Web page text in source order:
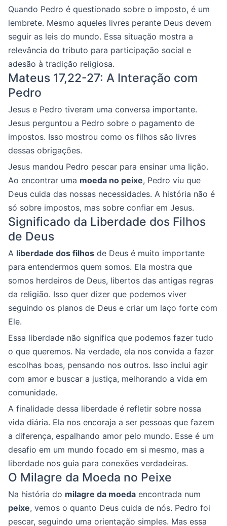
Quando Pedro é questionado sobre o imposto, é um
lembrete. Mesmo aqueles livres perante Deus devem
seguir as leis do mundo. Essa situação mostra a
relevância do tributo para participação social e
adesão à tradição religiosa.
Mateus 17,22-27: A Interação com
Pedro
Jesus e Pedro tiveram uma conversa importante.
Jesus perguntou a Pedro sobre o pagamento de
impostos. Isso mostrou como os filhos são livres
dessas obrigações.
Jesus mandou Pedro pescar para ensinar uma lição.
Ao encontrar uma moeda no peixe, Pedro viu que
Deus cuida das nossas necessidades. A história não é
só sobre impostos, mas sobre confiar em Jesus.
Significado da Liberdade dos Filhos
de Deus
A liberdade dos filhos de Deus é muito importante
para entendermos quem somos. Ela mostra que
somos herdeiros de Deus, libertos das antigas regras
da religião. Isso quer dizer que podemos viver
seguindo os planos de Deus e criar um laço forte com
Ele.
Essa liberdade não significa que podemos fazer tudo
o que queremos. Na verdade, ela nos convida a fazer
escolhas boas, pensando nos outros. Isso inclui agir
com amor e buscar a justiça, melhorando a vida em
comunidade.
A finalidade dessa liberdade é refletir sobre nossa
vida diária. Ela nos encoraja a ser pessoas que fazem
a diferença, espalhando amor pelo mundo. Esse é um
desafio em um mundo focado em si mesmo, mas a
liberdade nos guia para conexões verdadeiras.
O Milagre da Moeda no Peixe
Na história do milagre da moeda encontrada num
peixe, vemos o quanto Deus cuida de nós. Pedro foi
pescar, seguindo uma orientação simples. Mas essa